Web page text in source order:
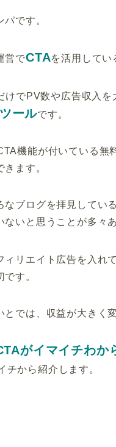
です。
営でCTAを活用してい
けでPV数や広告収入
ールです。
機能が付いている無
ます。
なブログを拝見してい
ないと思うことが多々
ィリエイト広告を入れ
す。
とでは、収益が大きく
がイマイチわ
チから紹介します。